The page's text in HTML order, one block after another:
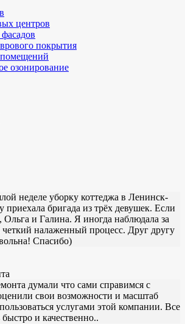
центров
покрытия
озонирование
неделе уборку коттеджа в Ленинск-
приехала бригада из трёх девушек. Если
и Галина. Я иногда наблюдала за
налаженный процесс. Друг другу
Спасибо)
думали что сами справимся с
свои возможности и масштаб
услугами этой компании. Все
и качественно..